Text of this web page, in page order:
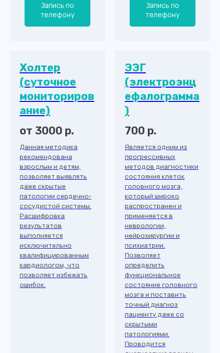
Запись по
телефону
Запись по
телефону
Холтер
(суточное
мониториров
ание)
от 3000 р.
Данная методика
рекомендована
взрослым и детям,
позволяет выявлять
даже скрытые
патологии сердечно-
сосудистой системы.
Расшифровка
результатов
выполняется
исключительно
квалифицированным
кардиологом, что
позволяет избежать
ошибок.
ЭЭГ
(электроэнц
ефалограмма
)
700 р.
Является одним из
прогрессивных
методов диагностики
состояния клеток
головного мозга,
который широко
распространен и
применяется в
неврологии,
нейрохирургии и
психиатрии.
Позволяет
определить
функциональное
состояние головного
мозга и поставить
точный диагноз
пациенту даже со
скрытыми
патологиями.
Проводится
Записаться или получить
подробную информацию